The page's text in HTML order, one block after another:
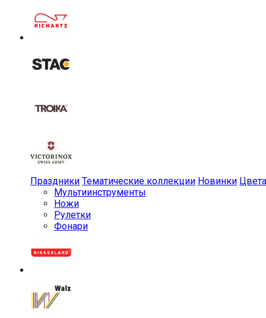
Праздники Тематические коллекции Новинки Цвета
Мульти­инструменты
Ножи
Рулетки
Фонари